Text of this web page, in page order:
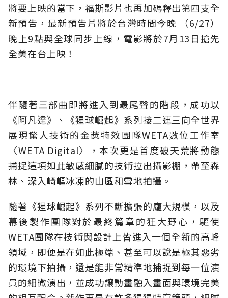
將要上映的當下，福斯影片也再加碼釋出第四支全
新預告，最新預告片將於台灣時間今晚 （6/27）
晚上9點與全球同步上線，電影將於7月13日搶先
全美在台上映！
伴隨著三部曲即將進入到最尾聲的階段，成功以
《阿凡達》、《猩球崛起》系列接二連三向全世界
展現驚人技術的金獎特效團隊WETA數位工作室
〈WETA Digital〉，本次更是首度破天荒將動態
捕捉這項如此敏感細膩的技術拉出攝影棚，帶至森
林、深入崎嶇冰凍的山區和雪地拍攝。
隨著《猩球崛起》系列不斷擴張的龐大規模，以及
幕後製作團隊對於最終篇章的狂大野心，驅使
WETA團隊在技術與設計上皆進入一個全新的高峰
領域，即便是在如此極端、甚至可以說是極其惡劣
的環境下拍攝，還是能非常精準地捕捉到每一位演
員的細微演出，並成功讓動畫融入畫面與環境完美